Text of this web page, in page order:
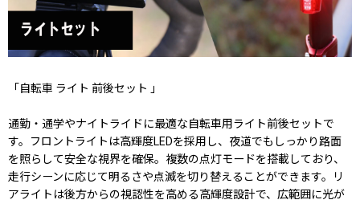
「 自転車 ライト 前後セット 」
通勤・通学やナイトライドに最適な自転車用ライト前後セットで
す。フロントライトは高輝度LEDを採用し、夜道でもしっかり路面
を照らして安全な視界を確保。複数の点灯モードを搭載しており、
走行シーンに応じて明るさや点滅を切り替えることができます。リ
アライトは後方からの視認性を高める高輝度設計で、広範囲に光が